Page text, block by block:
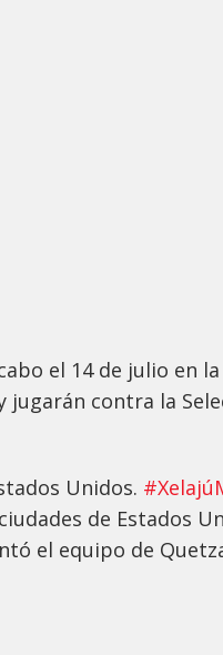
el 14 de julio en
jugarán contra la
Unidos.
de Estados
el equipo de